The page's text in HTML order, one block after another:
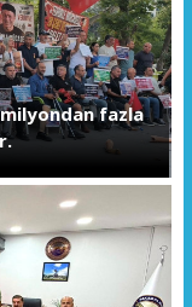
fazla